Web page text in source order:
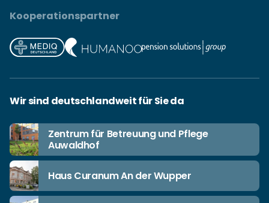
Kooperationspartner
Wir sind deutschlandweit für Sie da
Zentrum für Betreuung und Pflege
Auwaldhof
Haus Curanum An der Wupper